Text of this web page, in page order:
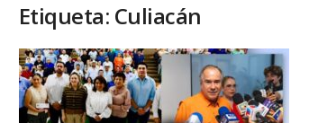
Etiqueta: Culiacán